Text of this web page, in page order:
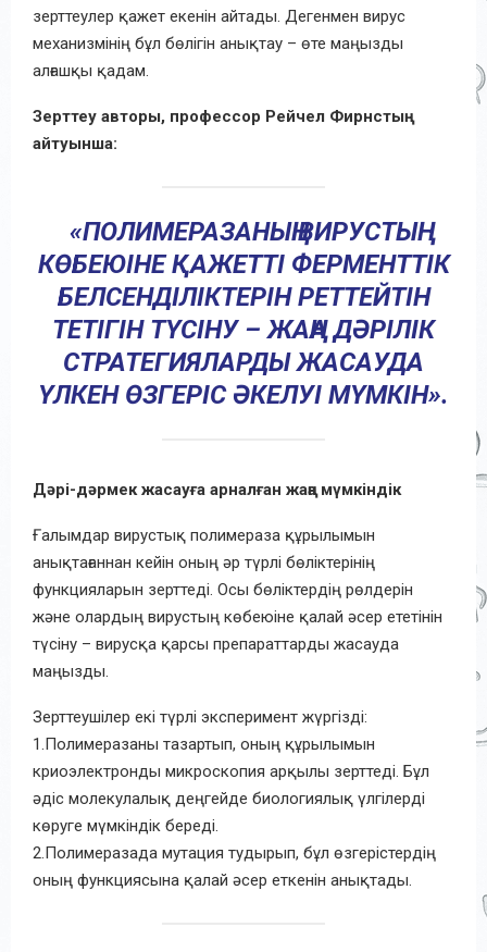
зерттеулер қажет екенін айтады. Дегенмен вирус
механизмінің бұл бөлігін анықтау – өте маңызды
алғашқы қадам.
Зерттеу авторы, профессор Рейчел Фирнстың
айтуынша:
«ПОЛИМЕРАЗАНЫҢ ВИРУСТЫҢ
КӨБЕЮІНЕ ҚАЖЕТТІ ФЕРМЕНТТІК
БЕЛСЕНДІЛІКТЕРІН РЕТТЕЙТІН
ТЕТІГІН ТҮСІНУ – ЖАҢА ДӘРІЛІК
СТРАТЕГИЯЛАРДЫ ЖАСАУДА
ҮЛКЕН ӨЗГЕРІС ӘКЕЛУІ МҮМКІН».
Дәрі-дәрмек жасауға арналған жаңа мүмкіндік
Ғалымдар вирустық полимераза құрылымын
анықтағаннан кейін оның әр түрлі бөліктерінің
функцияларын зерттеді. Осы бөліктердің рөлдерін
және олардың вирустың көбеюіне қалай әсер ететінін
түсіну – вирусқа қарсы препараттарды жасауда
маңызды.
Зерттеушілер екі түрлі эксперимент жүргізді:
1.Полимеразаны тазартып, оның құрылымын
криоэлектронды микроскопия арқылы зерттеді. Бұл
әдіс молекулалық деңгейде биологиялық үлгілерді
көруге мүмкіндік береді.
2.Полимеразада мутация тудырып, бұл өзгерістердің
оның функциясына қалай әсер еткенін анықтады.